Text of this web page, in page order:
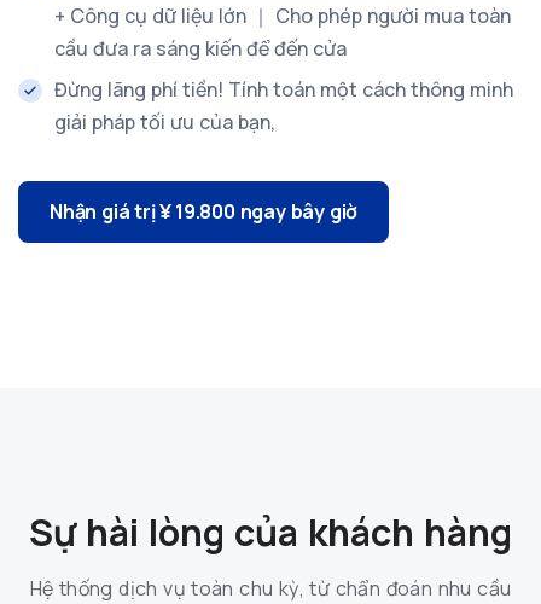
+ Công cụ dữ liệu lớn ｜ Cho phép người mua toàn
cầu đưa ra sáng kiến ​​để đến cửa
Đừng lãng phí tiền! Tính toán một cách thông minh
giải pháp tối ưu của bạn,
Nhận giá trị ¥ 19.800 ngay bây giờ
Sự hài lòng của khách hàng
Hệ thống dịch vụ toàn chu kỳ, từ chẩn đoán nhu cầu